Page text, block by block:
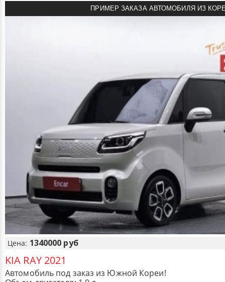
ПРИМЕР ЗАКАЗА АВТОМОБИЛЯ ИЗ
Цена: 1340000 руб
KIA RAY 2021
Автомобиль под заказ из Южной Кореи!